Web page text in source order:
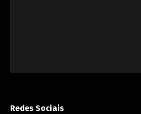
Redes Sociais